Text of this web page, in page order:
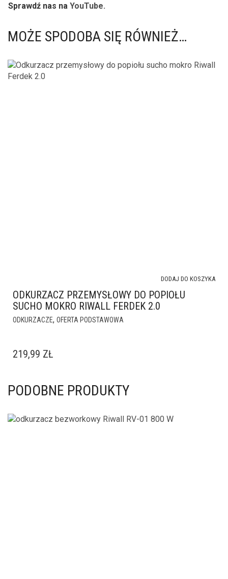
Sprawdź nas na YouTube.
MOŻE SPODOBA SIĘ RÓWNIEŻ…
ODKURZACZ PRZEMYSŁOWY DO POPIOŁU
SUCHO MOKRO RIWALL FERDEK 2.0
ODKURZACZE, OFERTA PODSTAWOWA
DODAJ DO KOSZYKA
219,99 ZŁ
PODOBNE PRODUKTY